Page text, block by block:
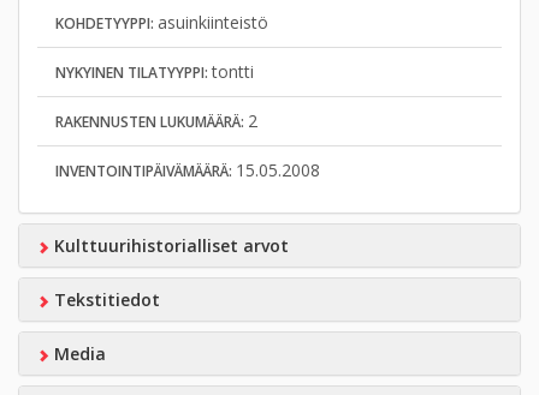
KOHDETYYPPI: asuinkiinteistö
NYKYINEN TILATYYPPI:tontti
RAKENNUSTEN LUKUMÄÄRÄ: 2
INVENTOINTIPÄIVÄMÄÄRÄ: 15.05.2008
Kulttuurihistorialliset arvot
Tekstitiedot
Media